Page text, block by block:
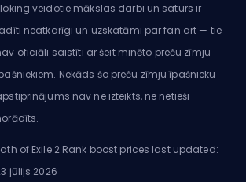
veidotie mākslas darbi un saturs ir
neatkarīgi un uzskatāmi par fan art — tie
oficiāli saistīti ar šeit minēto preču zīmju
Nekāds šo preču zīmju īpašnieku
nav ne izteikts, ne netieši
of Exile 2 Rank boost prices last updated:
jūlijs 2026